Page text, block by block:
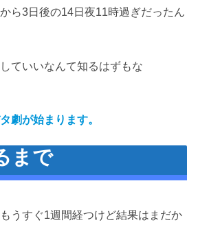
ら3日後の14日夜11時過ぎだったん
ていいなんて知るはずもな
劇が始まります。
まで
うすぐ1週間経つけど結果はまだか